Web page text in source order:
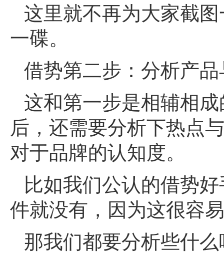
这里就不再为大家截
一碟。
借势第二步：分析产
这和第一步是相辅相
后，还需要分析下热点
对于品牌的认知度。
比如我们公认的借势
件就没有，因为这很容
那我们都要分析些什么